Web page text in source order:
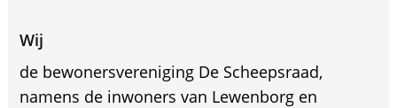
Wij
de bewonersvereniging De Scheepsraad,
namens de inwoners van Lewenborg en